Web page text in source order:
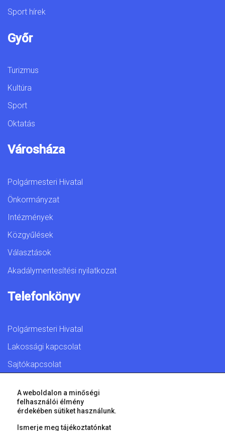
Sport hírek
Győr
Turizmus
Kultúra
Sport
Oktatás
Városháza
Polgármesteri Hivatal
Önkormányzat
Intézmények
Közgyűlések
Választások
Akadálymentesítési nyilatkozat
Telefonkönyv
Polgármesteri Hivatal
Lakossági kapcsolat
Sajtókapcsolat
© 2026 Győr Megyei Jogú Város • Minden jog fenntartva!
A weboldalon a minőségi
felhasználói élmény
érdekében sütiket használunk.
Ismerje meg tájékoztatónkat